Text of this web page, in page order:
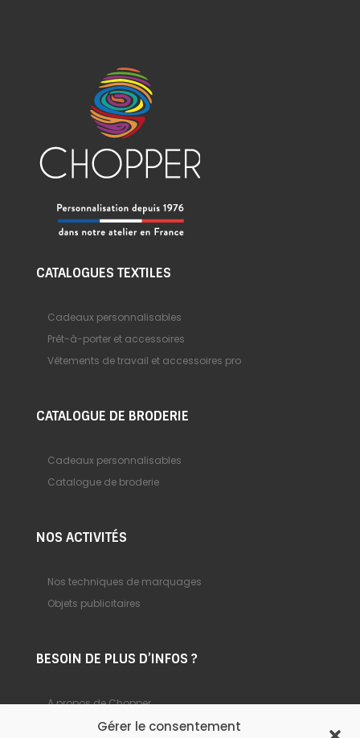
Gérer le consentement
CATALOGUES TEXTILES
Cadeaux personnalisables
Prêt-à-porter et accessoires
Vêtements de travail et accessoires pro
CATALOGUE DE BRODERIE
Cadeaux personnalisables
Catalogue de broderie
NOS ACTIVITÉS
Nos techniques de marquages
Objets publicitaires
BESOIN DE PLUS D’INFOS ?
A propos de Chopper
Foire aux questions